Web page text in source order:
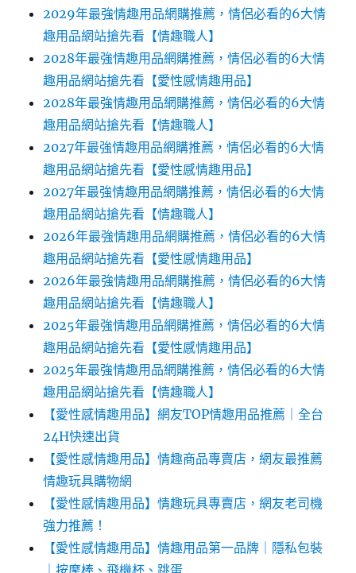
2029年最強情趣用品網購推薦，情侶必看的6大情
趣用品網站搶先看【情趣職人】
2028年最強情趣用品網購推薦，情侶必看的6大情
趣用品網站搶先看【愛性感情趣用品】
2028年最強情趣用品網購推薦，情侶必看的6大情
趣用品網站搶先看【情趣職人】
2027年最強情趣用品網購推薦，情侶必看的6大情
趣用品網站搶先看【愛性感情趣用品】
2027年最強情趣用品網購推薦，情侶必看的6大情
趣用品網站搶先看【情趣職人】
2026年最強情趣用品網購推薦，情侶必看的6大情
趣用品網站搶先看【愛性感情趣用品】
2026年最強情趣用品網購推薦，情侶必看的6大情
趣用品網站搶先看【情趣職人】
2025年最強情趣用品網購推薦，情侶必看的6大情
趣用品網站搶先看【愛性感情趣用品】
2025年最強情趣用品網購推薦，情侶必看的6大情
趣用品網站搶先看【情趣職人】
【愛性感情趣用品】網友TOP情趣用品推薦｜全台
24H快速出貨
【愛性感情趣用品】情趣商品專賣店，網友最推薦
情趣玩具購物網
【愛性感情趣用品】情趣玩具專賣店，網友老司機
強力推薦！
【愛性感情趣用品】情趣用品第一品牌｜隱私包裝
｜按摩棒、飛機杯、跳蛋